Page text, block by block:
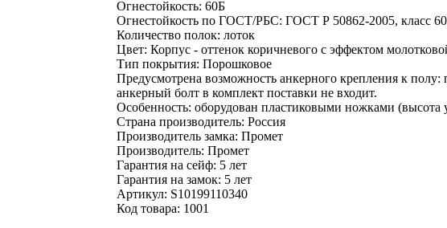
Огнестойкость: 60Б
Огнестойкость по ГОСТ/РБС: ГОСТ Р 50862-2005, класс
Количество полок: лоток
Цвет: Корпус - оттенок коричневого с эффектом
Тип покрытия: Порошковое
Предусмотрена возможность анкерного крепления к полу:
анкерный болт в комплект поставки не входит.
Особенность: оборудован пластиковыми ножками
Страна производитель: Россия
Производитель замка: Промет
Производитель: Промет
Гарантия на сейф: 5 лет
Гарантия на замок: 5 лет
Артикул: S10199110340
Код товара: 1001